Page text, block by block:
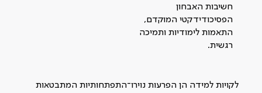
חשיבות האבחון
הפסיכודידקטי המוקדם,
התאמות לימודיות ותמיכה
רגשית.
לקויות למידה הן הפרעות נוירו־התפתחותיות המתבטאות